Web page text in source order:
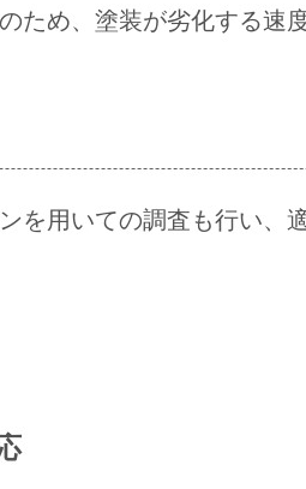
ため、塗装が劣化する速
を用いての調査も行い、